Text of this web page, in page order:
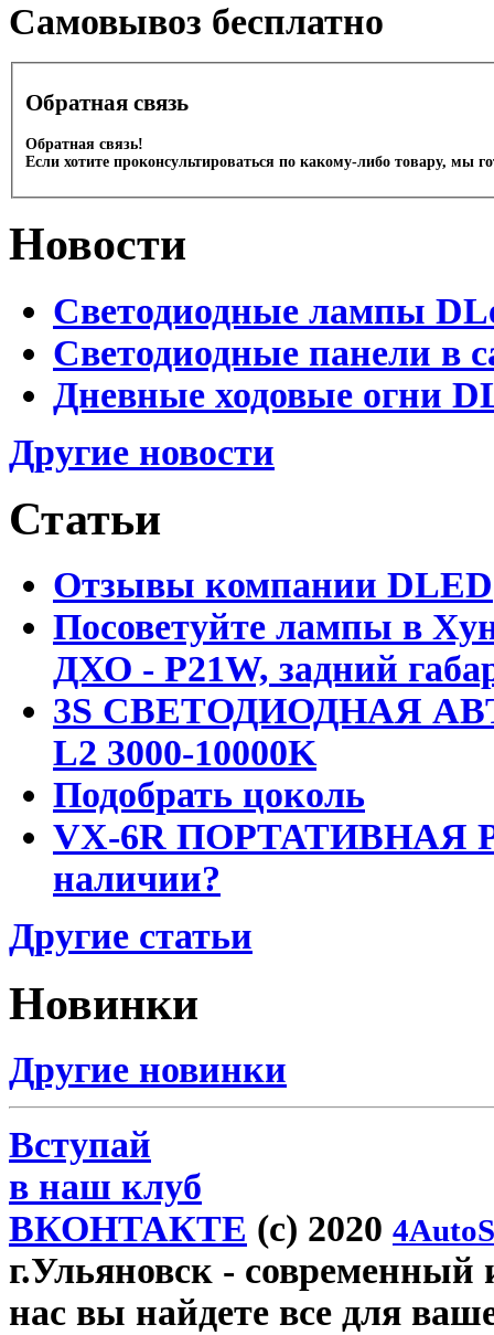
Cамовывоз бесплатно
Обратная связь
Обратная связь!
Если хотите проконсультироваться по какому-либо товару, мы
Новости
Светодиодные лампы
Светодиодные панели в
Дневные ходовые огни
Другие новости
Статьи
Отзывы компании DLED
Посоветуйте лампы в
ДХО - P21W, задний
3S СВЕТОДИОДНАЯ
L2 3000-10000K
Подобрать цоколь
VX-6R ПОРТАТИВНАЯ
наличии?
Другие статьи
Новинки
Другие новинки
Вступай
в наш клуб
ВКОНТАКТЕ (c) 2020
г.Ульяновск - современный
нас вы найдете все для